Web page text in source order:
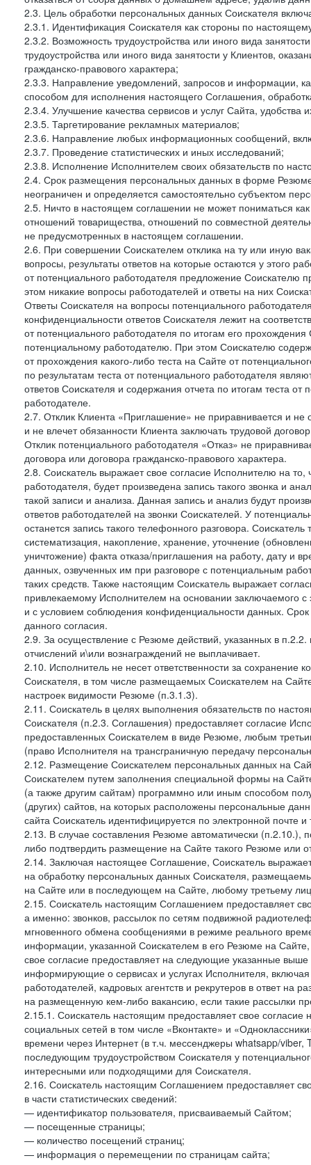
2.3. Цель обработки персональных данных Соискателя
2.3.1. Идентификация Соискателя как стороны по
2.3.2. Возможность трудоустройства или иного вида
трудоустройства или иного вида занятости у Клиентов,
гражданско-правового характера;
2.3.3. Направление уведомлений, запросов и информации,
способом для исполнения настоящего Соглашения,
2.3.4. Улучшение качества сервисов и услуг Сайта, удобства
2.3.5. Таргетирование рекламных материалов;
2.3.6. Направление любых информационных сообщений,
2.3.7. Проведение статистических и иных исследований;
2.3.8. Исполнение Исполнителем своих обязательств по
2.4. Срок размещения персональных данных в форме
неограничен и определяется самостоятельно субъектом
2.5. Ничто в настоящем соглашении не может пониматься
отношений товарищества, отношений по совместной
не предусмотренных в настоящем соглашении.
2.6. При совершении Соискателем отклика на ту или иную
вопросы, результаты ответов на которые остаются у этого
от потенциального работодателя предложение Соискателю
этом никакие вопросы работодателей и ответы на них
Ответы Соискателя на вопросы потенциального
конфиденциальности ответов Соискателя лежит на
от потенциального работодателя по итогам его
потенциальному работодателю. При этом Соискателю
от прохождения какого-либо теста на Сайте от
по результатам теста от потенциального работодателя
ответов Соискателя и содержания отчета по итогам теста
работодателе.
2.7. Отклик Клиента «Приглашение» не приравнивается и
и не влечет обязанности Клиента заключать трудовой
Отклик потенциального работодателя «Отказ» не
договора или договора гражданско-правового характера.
2.8. Соискатель выражает свое согласие Исполнителю на
работодателя, будет произведена запись такого звонка и
такой записи и анализа. Данная запись и анализ будут
ответов работодателей на звонки Соискателей. У
останется запись такого телефонного разговора.
систематизация, накопление, хранение, уточнение
уничтожение) факта отказа/приглашения на работу, дату и
данных, озвученных им при разговоре с потенциальным
таких средств. Также настоящим Соискатель выражает
привлекаемому Исполнителем на основании заключаемого
и с условием соблюдения конфиденциальности данных.
данного согласия.
2.9. За осуществление с Резюме действий, указанных в
отчислений и\или вознаграждений не выплачивает.
2.10. Исполнитель не несет ответственности за
Соискателя, в том числе размещаемых Соискателем на
настроек видимости Резюме (п.3.1.3).
2.11. Соискатель в целях выполнения обязательств по
Соискателя (п.2.3. Соглашения) предоставляет согласие
предоставленных Соискателем в виде Резюме, любым
(право Исполнителя на трансграничную передачу
2.12. Размещение Соискателем персональных данных на
Соискателем путем заполнения специальной формы на
(а также другим сайтам) программно или иным способом
(других) сайтов, на которых расположены персональные
сайта Соискатель идентифицируется по электронной почте
2.13. В случае составления Резюме автоматически (п.2.10.),
либо подтвердить размещение на Сайте такого Резюме или
2.14. Заключая настоящее Соглашение, Соискатель
на обработку персональных данных Соискателя,
на Сайте или в последующем на Сайте, любому третьему
2.15. Соискатель настоящим Соглашением предоставляет
а именно: звонков, рассылок по сетям подвижной
мгновенного обмена сообщениями в режиме реального
информации, указанной Соискателем в его Резюме на
свое согласие предоставляет на следующие указанные
информирующие о сервисах и услугах Исполнителя,
работодателей, кадровых агентств и рекрутеров в ответ
на размещенную кем-либо вакансию, если такие рассылки
2.15.1. Соискатель настоящим предоставляет свое
социальных сетей в том числе «Вконтакте» и
времени через Интернет (в т.ч. мессенджеры whatsapp/
последующим трудоустройством Соискателя у
интересными или подходящими для Соискателя.
2.16. Соискатель настоящим Соглашением предоставляет
в части статистических сведений:
— идентификатор пользователя, присваиваемый Сайтом;
— посещенные страницы;
— количество посещений страниц;
— информация о перемещении по страницам сайта;